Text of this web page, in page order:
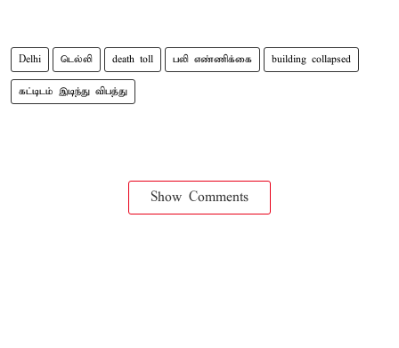
Delhi டெல்லி death toll பலி எண்ணிக்கை building collapsed
கட்டிடம் இடிந்து விபத்து
Show Comments